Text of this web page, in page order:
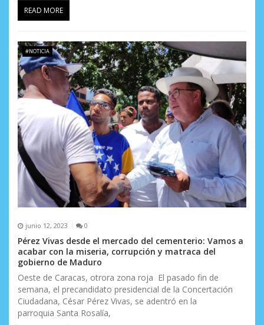
d
s
READ MORE
#NOTICIA
junio 12, 2023 0
Pérez Vivas desde el mercado del cementerio: Vamos a
acabar con la miseria, corrupción y matraca del
gobierno de Maduro
Oeste de Caracas, otrora zona roja El pasado fin de
semana, el precandidato presidencial de la Concertación
Ciudadana, César Pérez Vivas, se adentró en la
parroquia Santa Rosalía,